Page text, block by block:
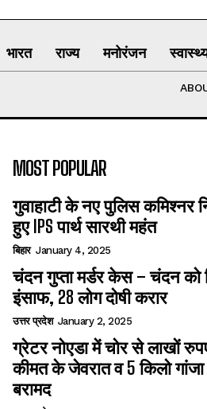
भारत राज्य मनोरंजन
MOST POPULAR
गुवाहाटी के नए पुलिस कमिश्नर
हुए IPS पार्थ सारथी महंत
बिहार January 4, 2025
चंदन गुप्‍ता मर्डर केस – चंदन को
इंसाफ, 28 लोग दोषी करार
उत्तर प्रदेश January 2, 2025
ग्रेटर नोएडा में चोर से लाखों
कीमत के जेवरात व 5 किलो गांजा
बरामद